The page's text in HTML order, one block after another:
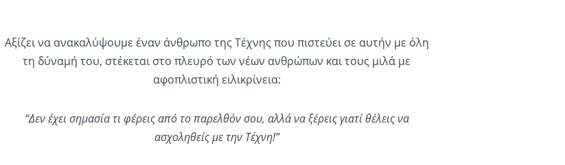
Αξίζει να ανακαλύψουμε έναν άνθρωπο της Τέχνης που πιστεύει σε αυτήν με όλη
τη δύναμή του, στέκεται στο πλευρό των νέων ανθρώπων και τους μιλά με
αφοπλιστική ειλικρίνεια:
“Δεν έχει σημασία τι φέρεις από το παρελθόν σου, αλλά να ξέρεις γιατί θέλεις να
ασχοληθείς με την Τέχνη!”